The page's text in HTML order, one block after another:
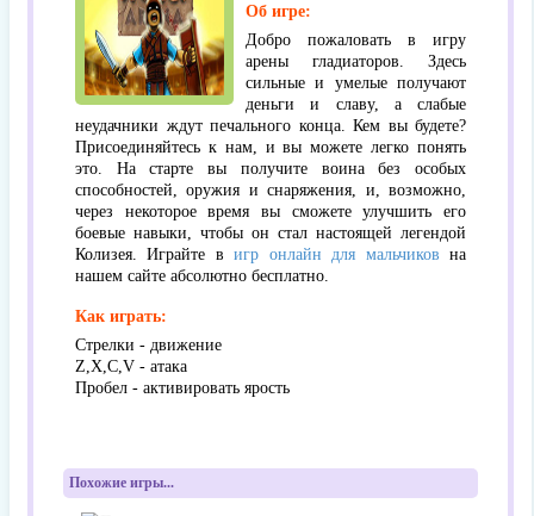
Об игре:
Добро пожаловать в игру
арены гладиаторов. Здесь
сильные и умелые получают
деньги и славу, а слабые
неудачники ждут печального конца. Кем вы будете?
Присоединяйтесь к нам, и вы можете легко понять
это. На старте вы получите воина без особых
способностей, оружия и снаряжения, и, возможно,
через некоторое время вы сможете улучшить его
боевые навыки, чтобы он стал настоящей легендой
Колизея. Играйте вигр онлайн для мальчиков на
нашем сайте абсолютно бесплатно.
Как играть:
Стрелки - движение
Z,X,C,V - атака
Пробел - активировать ярость
Похожие игры...